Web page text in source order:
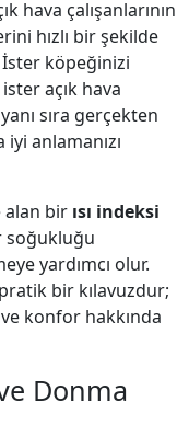
hava çalışanlarının
hızlı bir şekilde
köpeğinizi
açık hava
sıra gerçekten
anlamanızı
alan bir ısı indeksi
soğukluğu
yardımcı olur.
bir kılavuzdur;
konfor hakkında
Donma